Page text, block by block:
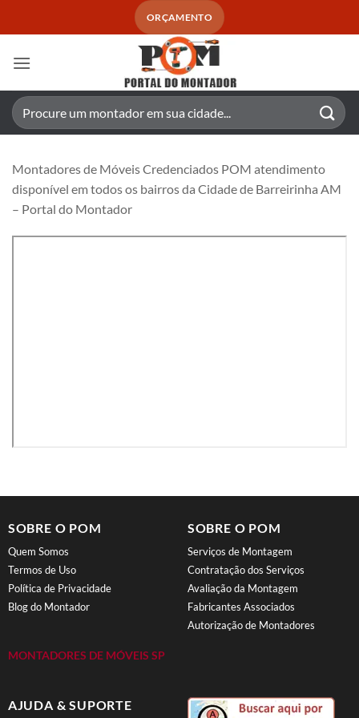
ORÇAMENTO
Pesquisar
por:
Montadores de Móveis Credenciados POM atendimento
disponível em todos os bairros da Cidade de Barreirinha AM
– Portal do Montador
SOBRE O POM
Quem Somos
Termos de Uso
Política de Privacidade
Blog do Montador
MONTADORES DE MÓVEIS SP
SOBRE O POM
Serviços de Montagem
Contratação dos Serviços
Avaliação da Montagem
Fabricantes Associados
Autorização de Montadores
AJUDA & SUPORTE